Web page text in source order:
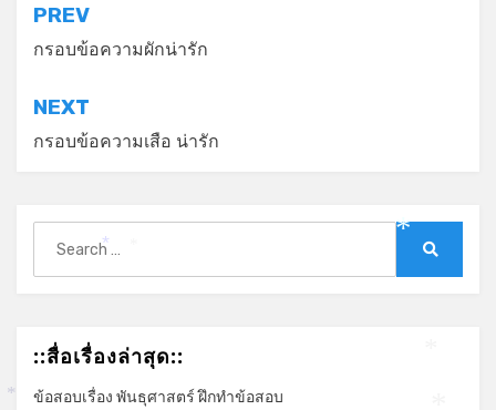
แนะแนว
เรื่อง
PREV
กรอบข้อความผักน่ารัก
NEXT
กรอบข้อความเสือ น่ารัก
for:
::สื่อเรื่องล่าสุด::
ข้อสอบเรื่อง พันธุศาสตร์ ฝึกทำข้อสอบ
*